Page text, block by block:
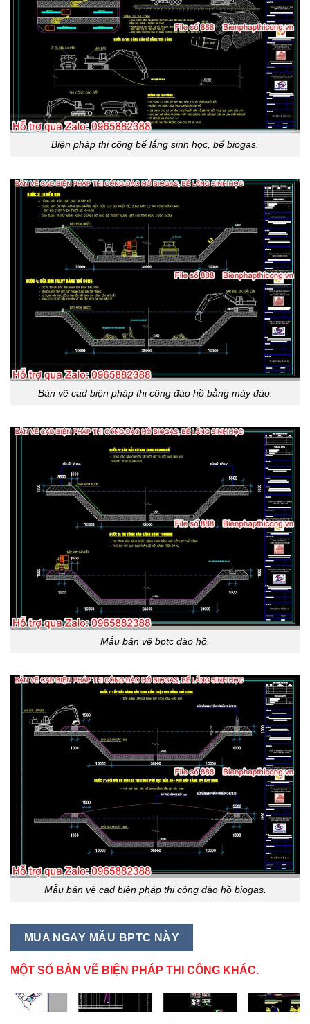
Biện pháp thi công bể lắng sinh học, bể biogas.
Bản vẽ cad biện pháp thi công đào hồ bằng máy đào.
Mẫu bản vẽ bptc đào hồ.
Mẫu bản vẽ cad biện pháp thi công đào hồ biogas.
MUA NGAY MẪU BPTC NÀY
MỘT SỐ BẢN VẼ BIỆN PHÁP THI CÔNG KHÁC.